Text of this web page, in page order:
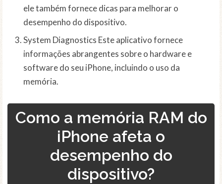
ele também fornece dicas para melhorar o
desempenho do dispositivo.
System Diagnostics Este aplicativo fornece
informações abrangentes sobre o hardware e
software do seu iPhone, incluindo o uso da
memória.
Como a memória RAM do
iPhone afeta o
desempenho do
dispositivo?